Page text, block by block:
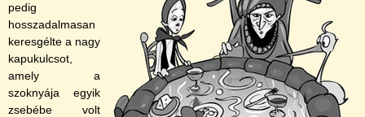
pedig
hosszadalmasan
keresgélte a nagy
kapukulcsot,
amely a
szoknyája egyik
zsebébe volt